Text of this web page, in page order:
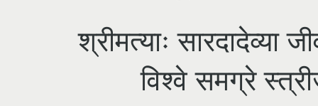
श्रीमत्याः सारदादेव्या
विश्वे समग्रे